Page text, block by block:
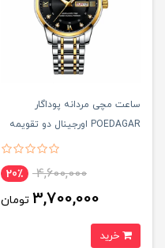
ساعت مچی مردانه پوداگار
POEDAGAR اورجينال دو تقويمه
صفحه مشکی مدل H2 نسخه
4,600,000 20٪
3,700,000 تومان